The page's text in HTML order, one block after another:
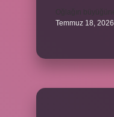
Temmuz 18, 2026